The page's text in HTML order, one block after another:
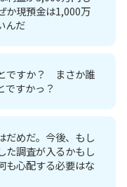
か現預金は1,000万
んだ
ですか？ まさか誰
ですかっ？
めだ。今後、もし
た調査が入るかもし
も心配する必要はな